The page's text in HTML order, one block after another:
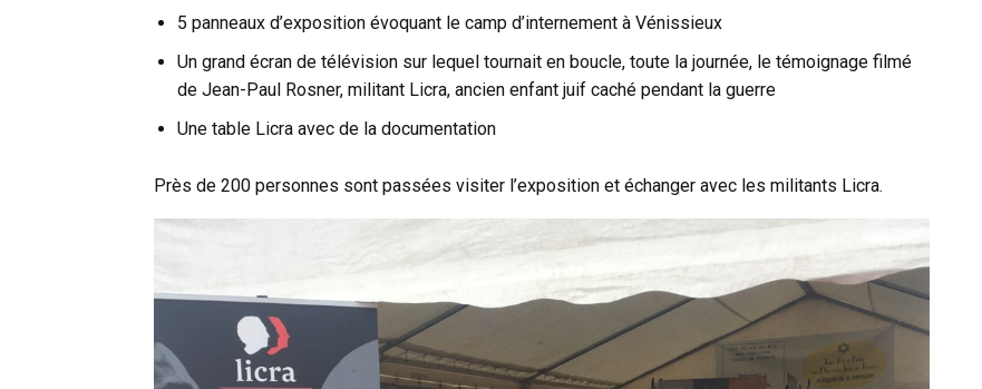
5 panneaux d’exposition évoquant le camp d’internement à Vénissieux
Un grand écran de télévision sur lequel tournait en boucle, toute la journée, le témoignage filmé
de Jean-Paul Rosner, militant Licra, ancien enfant juif caché pendant la guerre
Une table Licra avec de la documentation
Près de 200 personnes sont passées visiter l’exposition et échanger avec les militants Licra.